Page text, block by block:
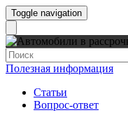
Toggle navigation
Полезная информация
Статьи
Вопрос-ответ